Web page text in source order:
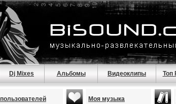
Dj Mixes Альбомы Видеоклипы Топ
Моя музыка